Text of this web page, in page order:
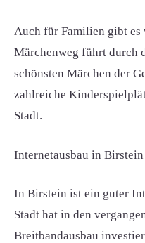
Auch für Familien gibt
Märchenweg führt durch
schönsten Märchen der
zahlreiche
Stadt.
Internetausbau in Birstein
In Birstein ist ein guter
Stadt hat in den
Breitbandausbau